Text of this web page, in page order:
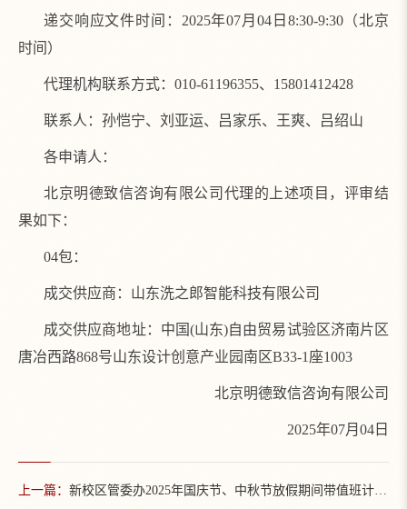
递交响应文件时间：2025年07月04日8:30-9:30（北京
时间）
代理机构联系方式：010-61196355、15801412428
联系人：孙恺宁、刘亚运、吕家乐、王爽、吕绍山
各申请人：
北京明德致信咨询有限公司代理的上述项目，评审结
果如下：
04包：
成交供应商：山东洗之郎智能科技有限公司
成交供应商地址：中国(山东)自由贸易试验区济南片区
唐冶西路868号山东设计创意产业园南区B33-1座1003
北京明德致信咨询有限公司
2025年07月04日
上一篇： 新校区管委办2025年国庆节、中秋节放假期间带值班计划表